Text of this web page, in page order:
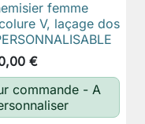
femme
V, laçage dos
€
commande - A